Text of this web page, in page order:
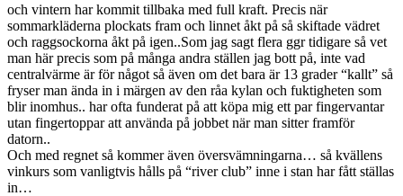
och vintern har kommit tillbaka med full kraft. Precis när
sommarkläderna plockats fram och linnet åkt på så skiftade vädret
och raggsockorna åkt på igen..Som jag sagt flera ggr tidigare så vet
man här precis som på många andra ställen jag bott på, inte vad
centralvärme är för något så även om det bara är 13 grader “kallt” så
fryser man ända in i märgen av den råa kylan och fuktigheten som
blir inomhus.. har ofta funderat på att köpa mig ett par fingervantar
utan fingertoppar att använda på jobbet när man sitter framför
datorn..
Och med regnet så kommer även översvämningarna… så kvällens
vinkurs som vanligtvis hålls på “river club” inne i stan har fått ställas
in…